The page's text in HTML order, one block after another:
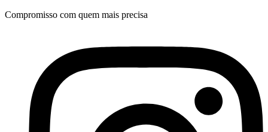
Ir
Compromisso com quem mais precisa